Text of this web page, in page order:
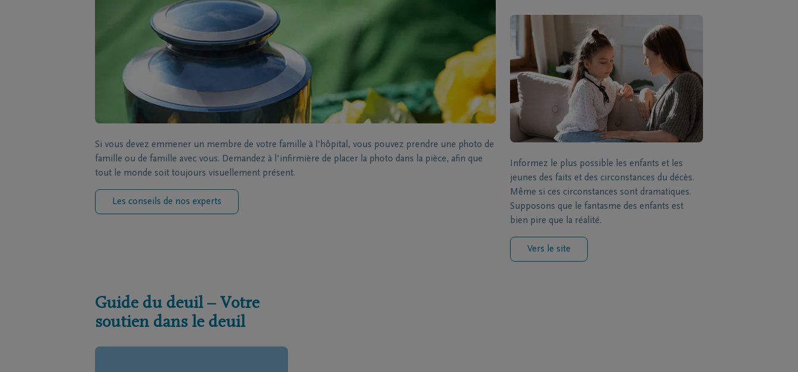
Si vous devez emmener un membre de votre famille à l'hôpital, vous pouvez prendre une photo de
famille ou de famille avec vous. Demandez à l'infirmière de placer la photo dans la pièce, afin que
tout le monde soit toujours visuellement présent.
Les conseils de nos experts
Informez le plus possible les enfants et les
jeunes des faits et des circonstances du décès.
Même si ces circonstances sont dramatiques.
Supposons que le fantasme des enfants est
bien pire que la réalité.
Vers le site
Guide du deuil – Votre
soutien dans le deuil